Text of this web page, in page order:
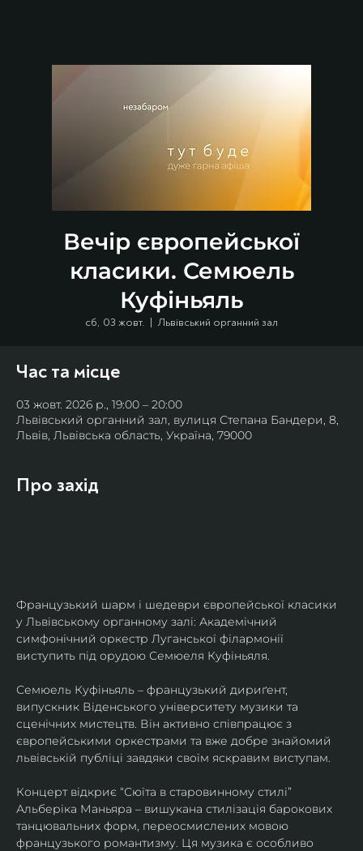
Вечір європейської
класики. Семюель
Куфіньяль
сб, 03 жовт.
  |
Львівський органний зал
Час та місце
03 жовт. 2026 р., 19:00 – 20:00
Львівський органний зал, вулиця Степана Бандери, 8,
Львів, Львівська область, Україна, 79000
Про захід
Французький шарм і шедеври європейської класики
у Львівському органному залі: Академічний
симфонічний оркестр Луганської філармонії
виступить під орудою Семюеля Куфіньяля.
Семюель Куфіньяль – французький дириґент,
випускник Віденського університету музики та
сценічних мистецтв. Він активно співпрацює з
європейськими оркестрами та вже добре знайомий
львівській публіці завдяки своїм яскравим виступам.
Концерт відкриє “Сюїта в старовинному стилі”
Альберіка Маньяра – вишукана стилізація барокових
танцювальних форм, переосмислених мовою
французького романтизму. Ця музика є особливо